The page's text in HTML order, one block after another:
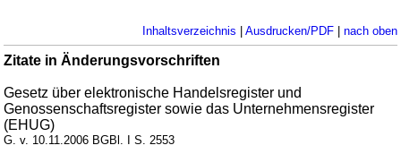
Inhaltsverzeichnis | Ausdrucken/PDF| nach oben
Zitate in Änderungsvorschriften
Gesetz über elektronische Handelsregister und
Genossenschaftsregister sowie das Unternehmensregister
(EHUG)
G. v. 10.11.2006 BGBl. I S. 2553